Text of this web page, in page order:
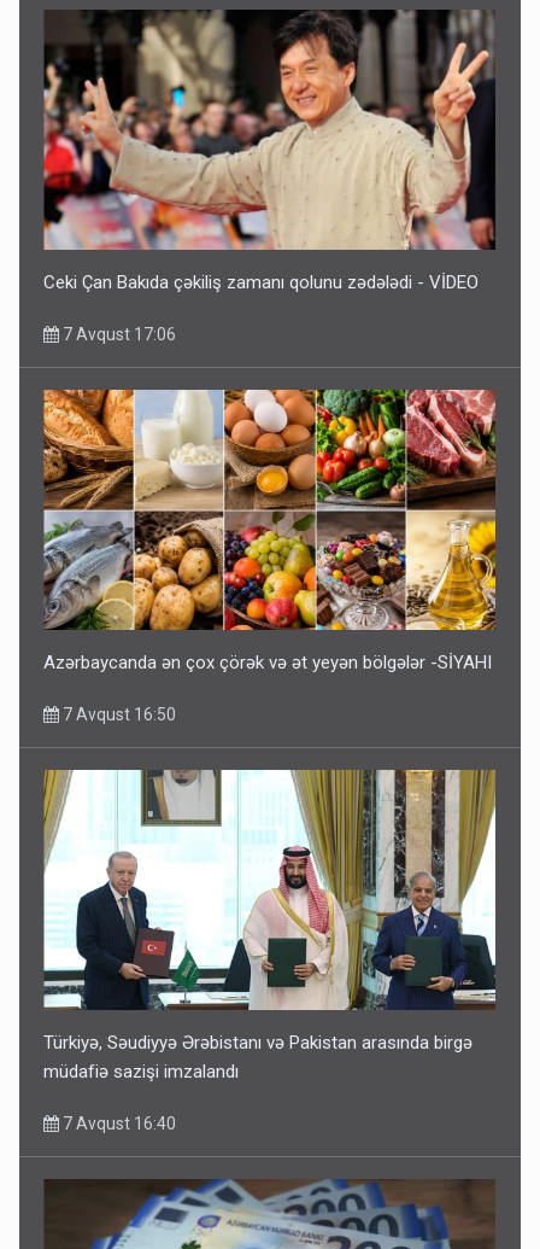
Ceki Çan Bakıda çəkiliş zamanı qolunu zədələdi - VİDEO
7 Avqust 17:06
Azərbaycanda ən çox çörək və ət yeyən bölgələr -SİYAHI
7 Avqust 16:50
Türkiyə, Səudiyyə Ərəbistanı və Pakistan arasında birgə
müdafiə sazişi imzalandı
7 Avqust 16:40